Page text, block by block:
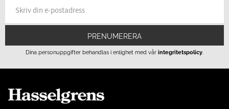
PRENUMERERA
Dina personuppgifter behandlas i enlighet med vår integritetspolicy.